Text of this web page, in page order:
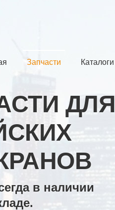
Запчасти Каталоги
ДЛЯ
в наличии